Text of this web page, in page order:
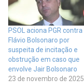
PSOL aciona PGR contra
Flávio Bolsonaro por
suspeita de incitação e
obstrução em caso que
envolve Jair Bolsonaro
23 de novembro de 2025